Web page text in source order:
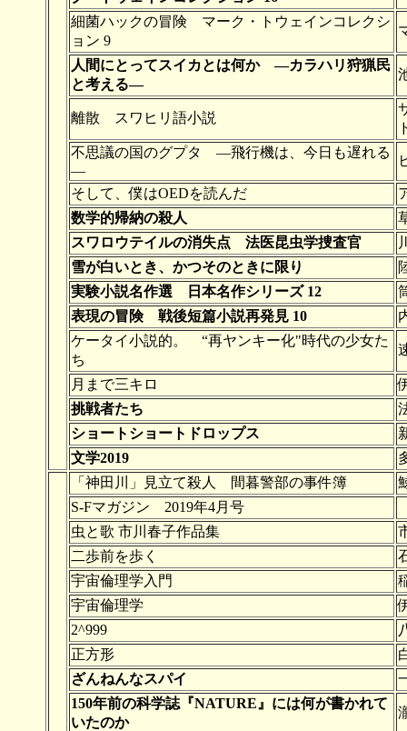
細菌ハックの冒険 マーク・トウェインコレクシ
ョン 9
人間にとってスイカとは何か ―カラハリ狩猟民
と考える―
離散 スワヒリ語小説
不思議の国のグプタ ―飛行機は、今日も遅れる
―
そして、僕はOEDを読んだ
数学的帰納の殺人
スワロウテイルの消失点 法医昆虫学捜査官
雪が白いとき、かつそのときに限り
実験小説名作選 日本名作シリーズ 12
表現の冒険 戦後短篇小説再発見 10
ケータイ小説的。 “再ヤンキー化"時代の少女た
ち
月まで三キロ
挑戦者たち
ショートショートドロップス
文学2019
「神田川」見立て殺人 間暮警部の事件簿
S-Fマガジン 2019年4月号
虫と歌 市川春子作品集
二歩前を歩く
宇宙倫理学入門
宇宙倫理学
2^999
正方形
ざんねんなスパイ
150年前の科学誌『NATURE』には何が書かれて
いたのか